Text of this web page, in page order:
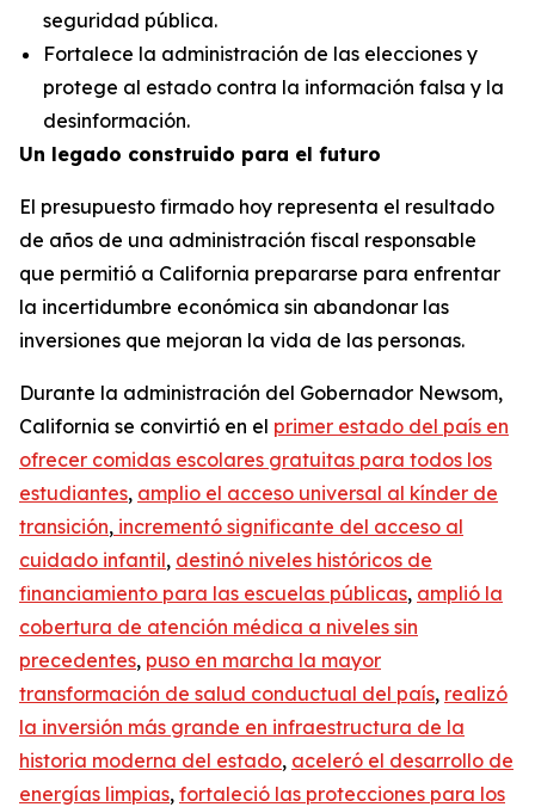
seguridad pública.
Fortalece la administración de las elecciones y
protege al estado contra la información falsa y la
desinformación.
Un legado construido para el futuro
El presupuesto firmado hoy representa el resultado
de años de una administración fiscal responsable
que permitió a California prepararse para enfrentar
la incertidumbre económica sin abandonar las
inversiones que mejoran la vida de las personas.
Durante la administración del Gobernador Newsom,
California se convirtió en el primer estado del país en
ofrecer comidas escolares gratuitas para todos los
estudiantes, amplio el acceso universal al kínder de
transición, incrementó significante del acceso al
cuidado infantil, destinó niveles históricos de
financiamiento para las escuelas públicas, amplió la
cobertura de atención médica a niveles sin
precedentes, puso en marcha la mayor
transformación de salud conductual del país, realizó
la inversión más grande en infraestructura de la
historia moderna del estado, aceleró el desarrollo de
energías limpias, fortaleció las protecciones para los